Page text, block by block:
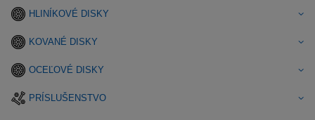
HLINÍKOVÉ DISKY
KOVANÉ DISKY
OCEĽOVÉ DISKY
PRÍSLUŠENSTVO